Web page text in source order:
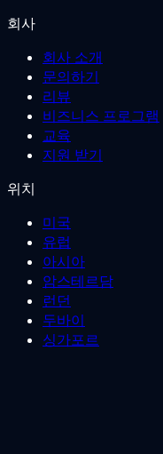
회사
회사 소개
문의하기
리뷰
비즈니스 프로그램
교육
지원 받기
위치
미국
유럽
아시아
암스테르담
런던
두바이
싱가포르